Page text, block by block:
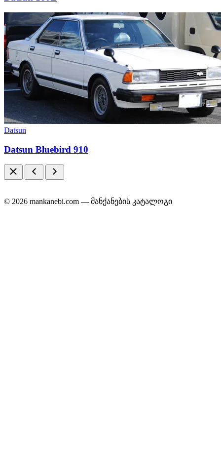
Datsun
Datsun Bluebird 910
© 2026 mankanebi.com — მანქანების კატალოგი